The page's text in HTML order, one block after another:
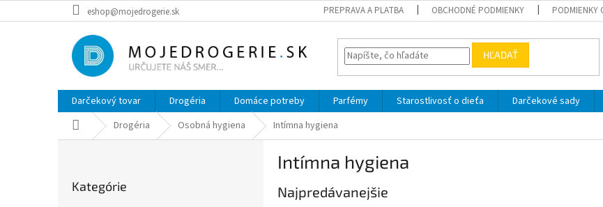
na
eshop@mojedrogerie.sk PREPRAVA A PLATBA OBCHODNÉ PODMIENKY PODMIENKY
HĽADAŤ
Darčekový tovar Drogéria Domáce potreby Parfémy Starostlivosť o dieťa Darčekové sady
DomovDrogéria Osobná hygiena Intímna hygiena
kategórie
Kategórie
Intímna hygiena
Najpredávanejšie